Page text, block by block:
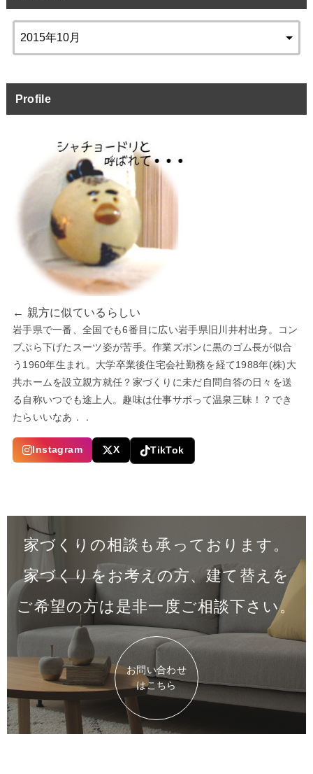
Profile
← 親方に似ているらしい
岩手県で一番、全国でも6番目に広い岩手県旧川井村出身。コン
ブぶら下げたスーツ姿が苦手。作業ズボンに黒のゴム長が似合
う1960年生まれ。大学卒業後住宅会社勤務を経て1988年(株)大
共ホームを設立親方就任？家づくりに未だ自問自答の日々を送
る自称いつでも途上人。趣味は仕事サボって温泉三昧！？でき
たらいいなあ．．
Instagram X TikTok
家づくりの相談も承っております。
家づくりをお考えの方、建て替えを
ご希望の方は是非一度ご相談下さい。
お問い合わせ
はこちら